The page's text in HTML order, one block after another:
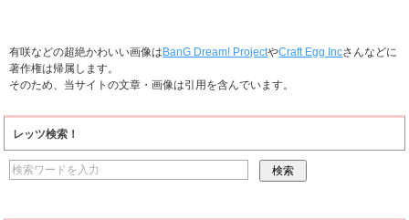
有咲などの超絶かわいい画像は BanG Dream! ProjectやCraft Egg Incさんなどに
著作権は帰属します。
そのため、当サイトの文章・画像は引用を含んでいます。
レッツ検索！